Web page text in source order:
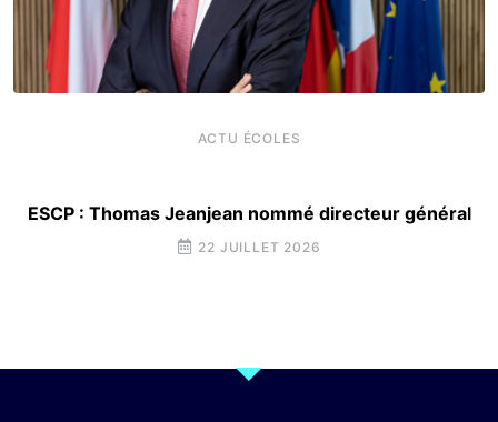
ACTU ÉCOLES
ESCP : Thomas Jeanjean nommé directeur général
22 JUILLET 2026